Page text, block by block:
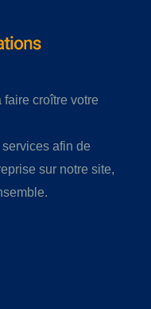
croître votre
afin de
sur notre site,